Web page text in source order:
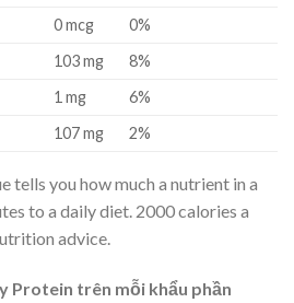
0 mcg
0%
103 mg
8%
1 mg
6%
107 mg 2%
tells you how much a nutrient in a
to a daily diet. 2000 calories a
advice.
Protein trên mỗi khẩu phần